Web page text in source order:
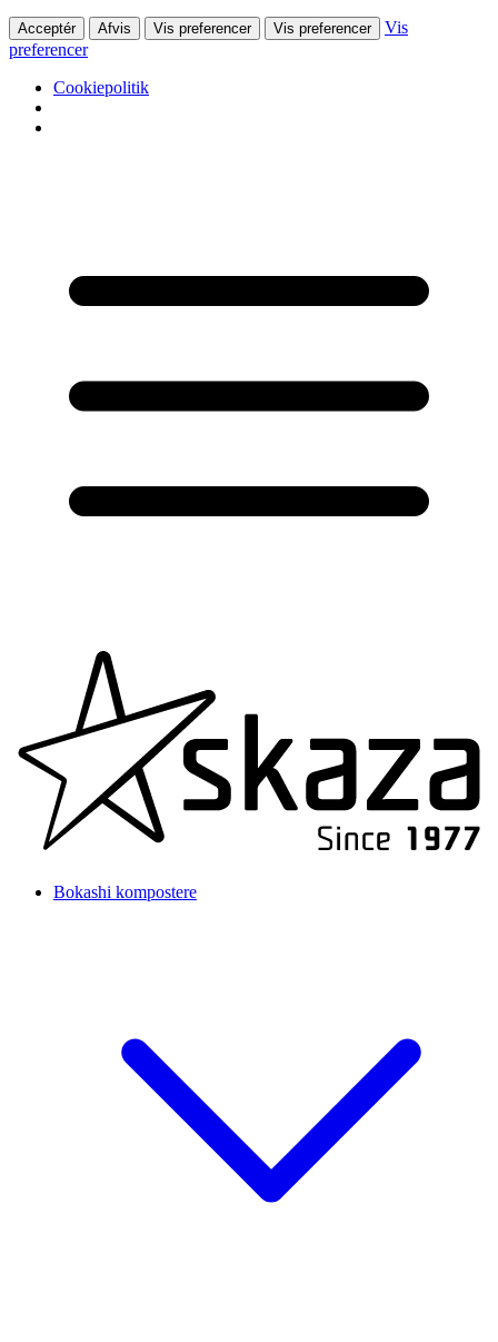
Acceptér Afvis Vis preferencer Vis preferencer
Vis
preferencer
Cookiepolitik
Bokashi kompostere